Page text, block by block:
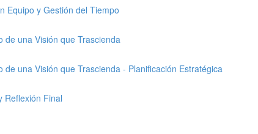
Equipo y Gestión del Tiempo
de una Visión que Trascienda
de una Visión que Trascienda - Planificación Estratégica
Reflexión Final